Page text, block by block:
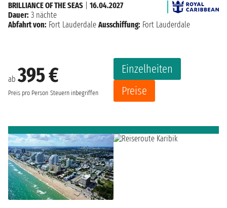
ab395 €
Preis pro Person Steuern inbegriffen
Einzelheiten
Preise
BRILLIANCE OF THE SEAS
16.04.2027
Dauer: 3 nächte
Abfahrt von: Fort Lauderdale Ausschiffung: Fort Lauderdale